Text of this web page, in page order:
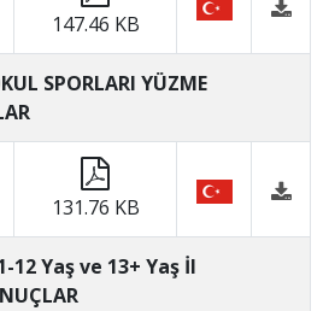
147.46 KB
SPORLARI YÜZME
131.76 KB
12 Yaş ve 13+ Yaş İl